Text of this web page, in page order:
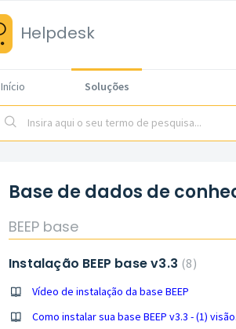
Helpdesk
Início Soluções
Base de dados de
BEEP base
Instalação BEEP base v3.3 8
Vídeo de instalação da base BEEP